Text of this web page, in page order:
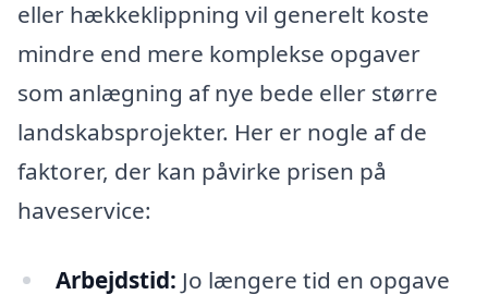
eller hækkeklippning vil generelt koste
mindre end mere komplekse opgaver
som anlægning af nye bede eller større
landskabsprojekter. Her er nogle af de
faktorer, der kan påvirke prisen på
haveservice:
Arbejdstid: Jo længere tid en opgave